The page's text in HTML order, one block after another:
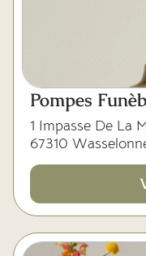
Mes
Pompes
1 Impasse De La
67310